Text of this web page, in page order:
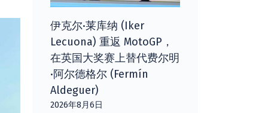
伊克尔·莱库纳 (Iker
Lecuona) 重返 MotoGP，
在英国大奖赛上替代费尔明
·阿尔德格尔 (Fermín
Aldeguer)
2026年8月6日